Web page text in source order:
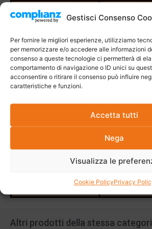
Gestisci Consenso
Per fornire le migliori esperienze, utilizziamo
per memorizzare e/o accedere alle informazioni
consenso a queste tecnologie ci permetterà di
comportamento di navigazione o ID unici su
acconsentire o ritirare il consenso può influire
caratteristiche e funzioni.
Accetta tutti
Nega
Visualizza le
Cookie PolicyPrivacy
Altri prodotti della stessa